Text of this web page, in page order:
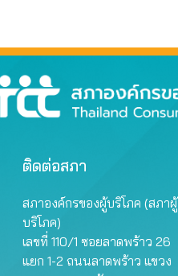
ติดต่อสภา
สภาองค์กรของผู้บริโภค (สภาผู้
บริโภค)
เลขที่ 110/1 ซอยลาดพร้าว 26
แยก 1-2 ถนนลาดพร้าว แขวง